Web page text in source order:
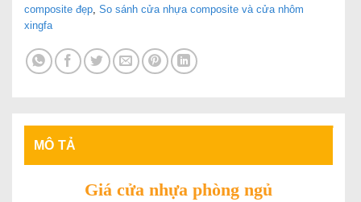
composite đẹp So sánh cửa nhựa composite và cửa nhôm
xingfa
MÔ TẢ
Giá cửa nhựa phòng ngủ